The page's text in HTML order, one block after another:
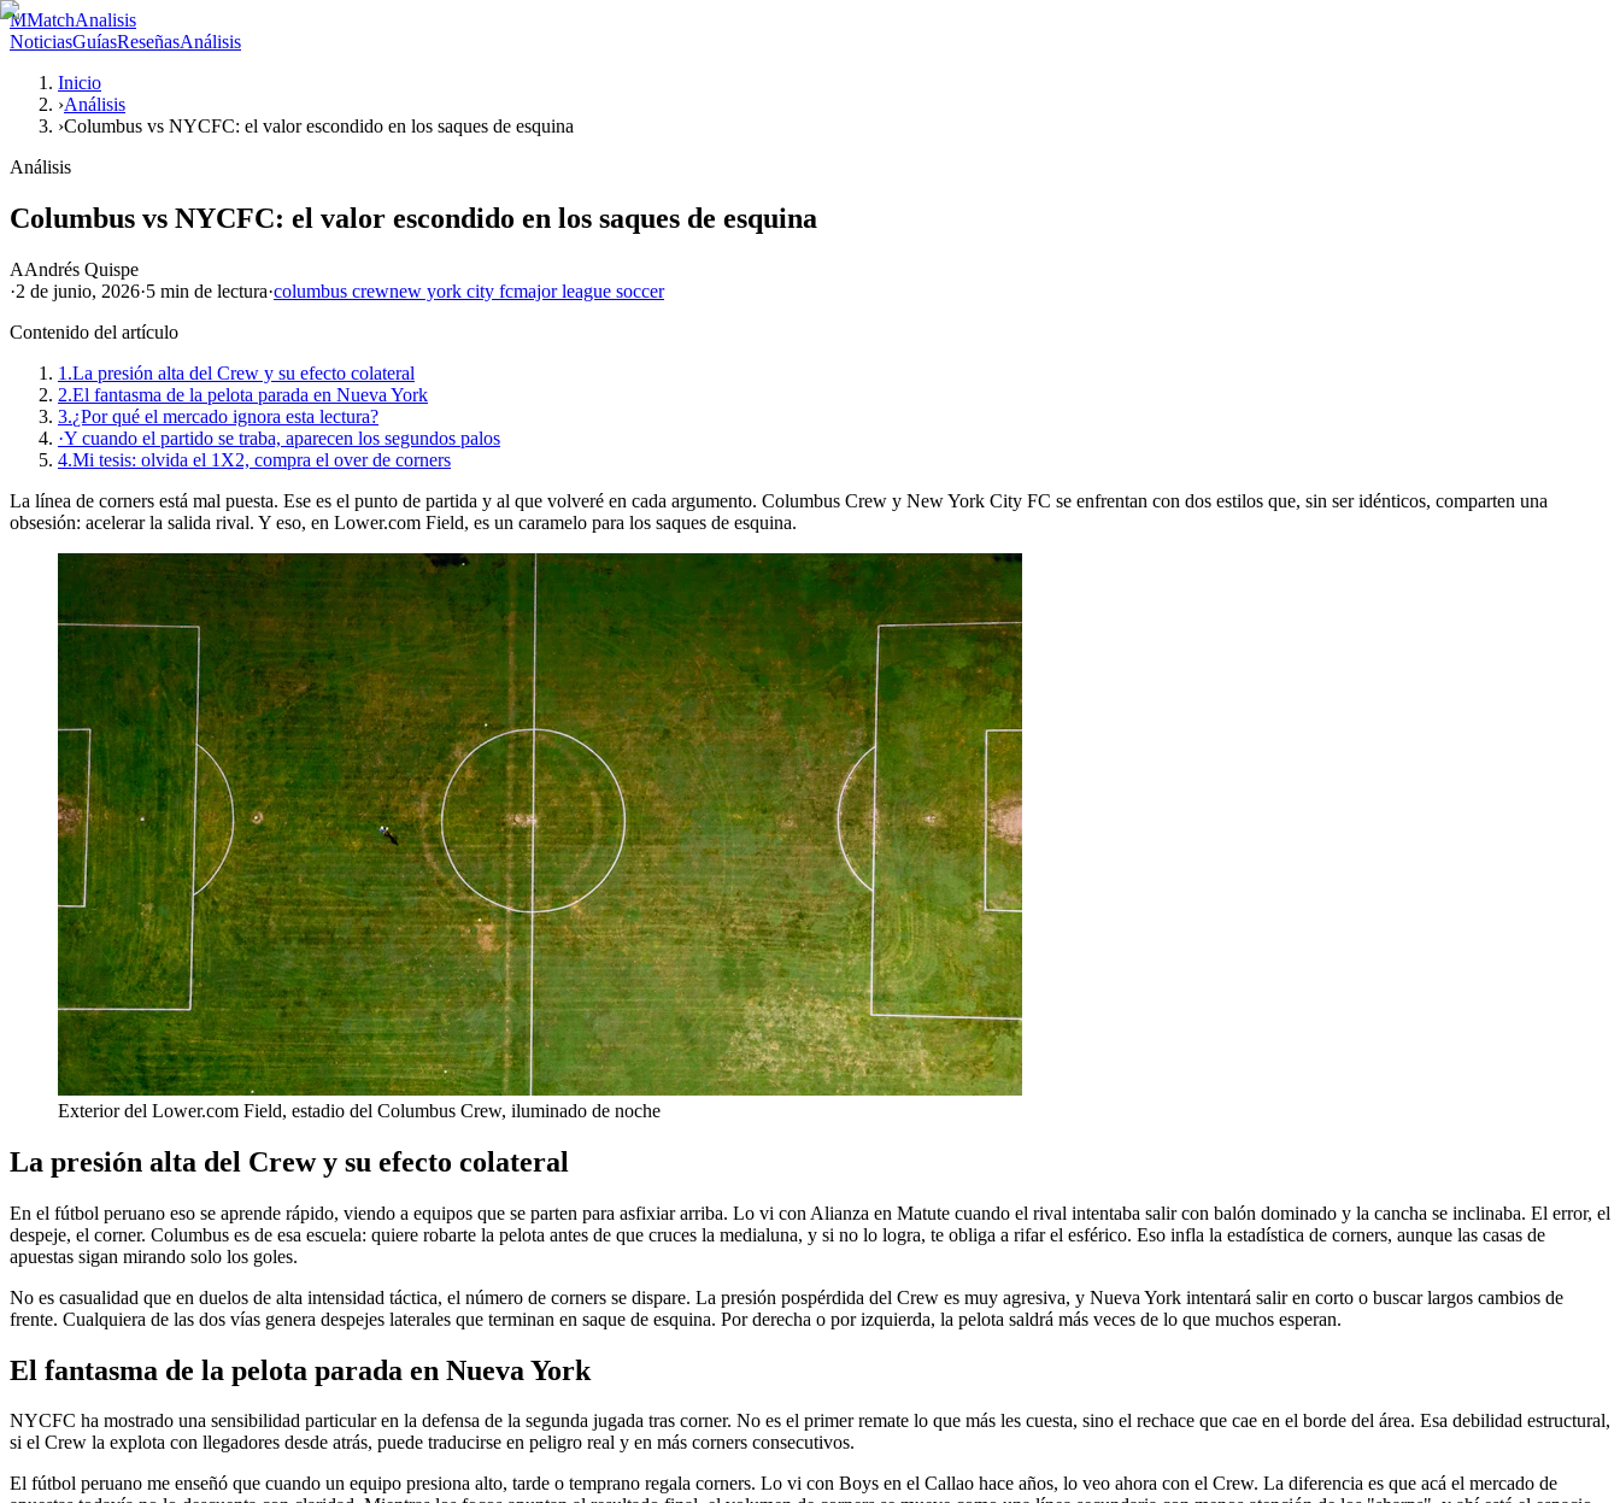
MMatchAnalisis
NoticiasGuíasReseñasAnálisis
Inicio
›Análisis
›Columbus vs NYCFC: el valor escondido en los saques de esquina
Análisis
Columbus vs NYCFC: el valor escondido en los saques de esquina
AAndrés Quispe
·2 de junio, 2026·5 min de lectura·columbus crewnew york city fcmajor league soccer
Contenido del artículo
1.La presión alta del Crew y su efecto colateral
2.El fantasma de la pelota parada en Nueva York
3.¿Por qué el mercado ignora esta lectura?
·Y cuando el partido se traba, aparecen los segundos palos
4.Mi tesis: olvida el 1X2, compra el over de corners
La línea de corners está mal puesta. Ese es el punto de partida y al que volveré en cada argumento. Columbus Crew y New York City FC se enfrentan con dos estilos que, sin ser idénticos, comparten una
obsesión: acelerar la salida rival. Y eso, en Lower.com Field, es un caramelo para los saques de esquina.
Exterior del Lower.com Field, estadio del Columbus Crew, iluminado de noche
La presión alta del Crew y su efecto colateral
En el fútbol peruano eso se aprende rápido, viendo a equipos que se parten para asfixiar arriba. Lo vi con Alianza en Matute cuando el rival intentaba salir con balón dominado y la cancha se inclinaba. El error, el
despeje, el corner. Columbus es de esa escuela: quiere robarte la pelota antes de que cruces la medialuna, y si no lo logra, te obliga a rifar el esférico. Eso infla la estadística de corners, aunque las casas de
apuestas sigan mirando solo los goles.
No es casualidad que en duelos de alta intensidad táctica, el número de corners se dispare. La presión pospérdida del Crew es muy agresiva, y Nueva York intentará salir en corto o buscar largos cambios de
frente. Cualquiera de las dos vías genera despejes laterales que terminan en saque de esquina. Por derecha o por izquierda, la pelota saldrá más veces de lo que muchos esperan.
El fantasma de la pelota parada en Nueva York
NYCFC ha mostrado una sensibilidad particular en la defensa de la segunda jugada tras corner. No es el primer remate lo que más les cuesta, sino el rechace que cae en el borde del área. Esa debilidad estructural,
si el Crew la explota con llegadores desde atrás, puede traducirse en peligro real y en más corners consecutivos.
El fútbol peruano me enseñó que cuando un equipo presiona alto, tarde o temprano regala corners. Lo vi con Boys en el Callao hace años, lo veo ahora con el Crew. La diferencia es que acá el mercado de